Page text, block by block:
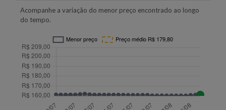
Acompanhe a variação do menor preço encontrado ao longo
do tempo.